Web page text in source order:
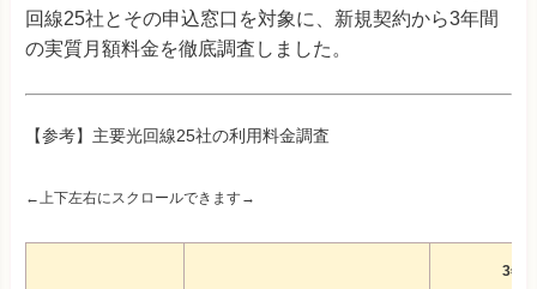
回線25社とその申込窓口を対象に、新規契約から3年間
の実質月額料金を徹底調査しました。
【参考】主要光回線25社の利用料金調査
←上下左右にスクロールできます→
3年